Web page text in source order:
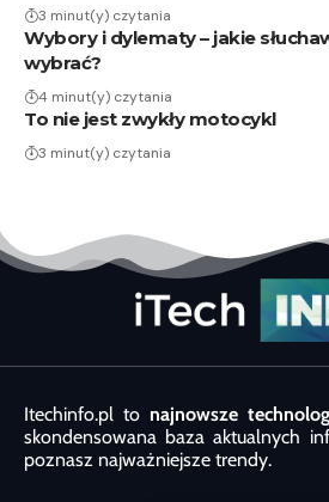
3 minut(y) czytania
Wybory i dylematy – jakie
wybrać?
4 minut(y) czytania
To nie jest zwykły motocykl
3 minut(y) czytania
Itechinfo.pl to najnowsze
skondensowana baza aktualnych
poznasz najważniejsze trendy.